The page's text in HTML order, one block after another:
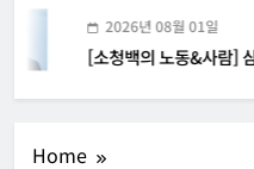
[EU] 틱톡의 아동 보호 미흡 관련
2026년 08월 01일
[소청백의 노동&사람] 삼성
Home